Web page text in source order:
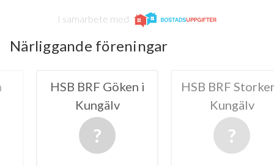
I samarbete med
Närliggande föreningar
Göken i
HSB BRF Storken i
Kungälv
BRF